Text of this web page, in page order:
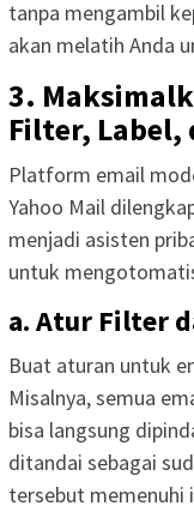
tanpa mengambil
akan melatih Anda
3.
Filter,
Platform email
Yahoo Mail
menjadi asisten
untuk
a. Atur Filter
Buat aturan untuk
Misalnya, semua
bisa langsung
ditandai sebagai
tersebut memenuhi